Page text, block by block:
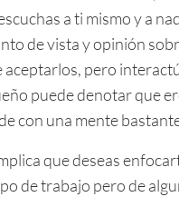
a ti mismo y a
de vista y opinión
aceptarlos, pero
puede denotar que
con una mente
que deseas
de trabajo pero de